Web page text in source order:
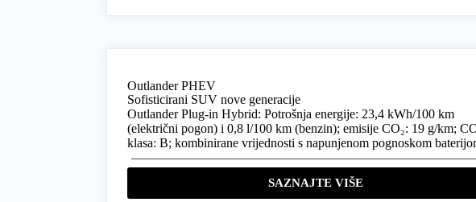
Outlander PHEV
Sofisticirani SUV nove generacije
Outlander Plug-in Hybrid: Potrošnja energije: 23,4 kWh/100 km
(električni pogon) i 0,8 l/100 km (benzin); emisije CO₂: 19 g/km;
klasa: B; kombinirane vrijednosti s napunjenom pognoskom
SAZNAJTE VIŠE